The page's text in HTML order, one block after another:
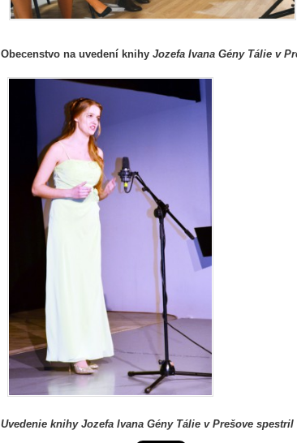
Obecenstvo na uvedení knihy Jozefa Ivana Gény Tálie v
Uvedenie knihy Jozefa Ivana Gény Tálie v Prešove